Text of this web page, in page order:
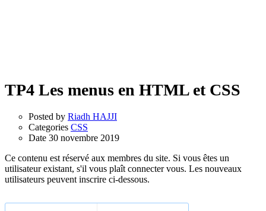
TP4 Les menus en HTML et CSS
Posted by Riadh HAJJI
Categories CSS
Date 30 novembre 2019
Ce contenu est réservé aux membres du site. Si vous êtes un
utilisateur existant, s'il vous plaît connecter vous. Les nouveaux
utilisateurs peuvent inscrire ci-dessous.